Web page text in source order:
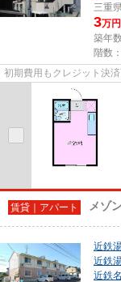
三重
3万円
築年
階数
初期費用もクレジット決
賃貸｜アパート メゾ
近鉄
近鉄
近鉄